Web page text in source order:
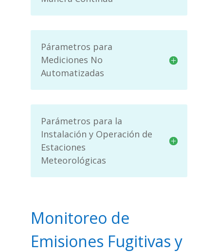
Párametros para
Mediciones No
Automatizadas
Parámetros para la
Instalación y Operación de
Estaciones
Meteorológicas
Monitoreo de
Emisiones Fugitivas y